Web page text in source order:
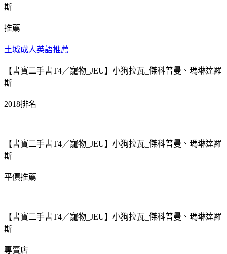
斯
推薦
土城成人英語推薦
【書寶二手書T4／寵物_JEU】小狗拉瓦_傑科普曼、瑪琳達羅
斯
2018排名
【書寶二手書T4／寵物_JEU】小狗拉瓦_傑科普曼、瑪琳達羅
斯
平價推薦
【書寶二手書T4／寵物_JEU】小狗拉瓦_傑科普曼、瑪琳達羅
斯
專賣店